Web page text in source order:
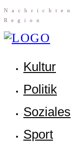
Region
Kul­tur
Poli­tik
Sozia­les
Sport